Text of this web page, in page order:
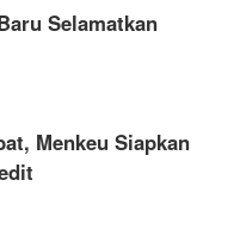
Selamatkan
Menkeu Siapkan